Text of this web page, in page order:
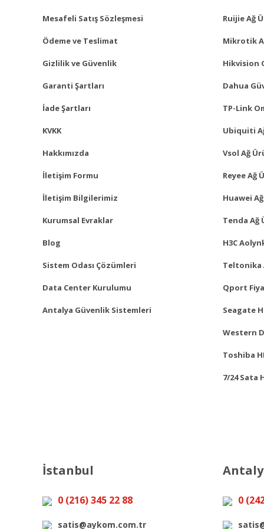
Mesafeli Satış Sözleşmesi
Ödeme ve Teslimat
Gizlilik ve Güvenlik
Garanti Şartları
İade Şartları
KVKK
Hakkımızda
İletişim Formu
İletişim Bilgilerimiz
Kurumsal Evraklar
Blog
Sistem Odası Çözümleri
Data Center Kurulumu
Antalya Güvenlik Sistemleri
Ruijie Ağ
Mikrotik
Hikvision
Dahua
TP-Link
Ubiquiti
Vsol Ağ
Reyee Ağ
Huawei
Tenda Ağ
H3C
Teltonika
Qport
Seagate
Western
Toshiba
7/24 Sata
İstanbul
0 (216) 345 22 88
satis@aykom.com.tr
0